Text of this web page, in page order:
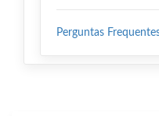
Perguntas